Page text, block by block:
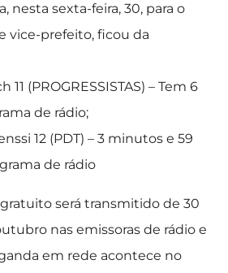
nesta sexta-feira, 30, para o
vice-prefeito, ficou da
11 (PROGRESSISTAS) – Tem 6
de rádio;
12 (PDT) – 3 minutos e 59
de rádio
será transmitido de 30
nas emissoras de rádio e
em rede acontece no